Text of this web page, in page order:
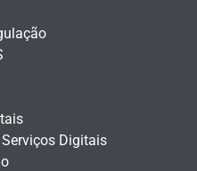
Digitais